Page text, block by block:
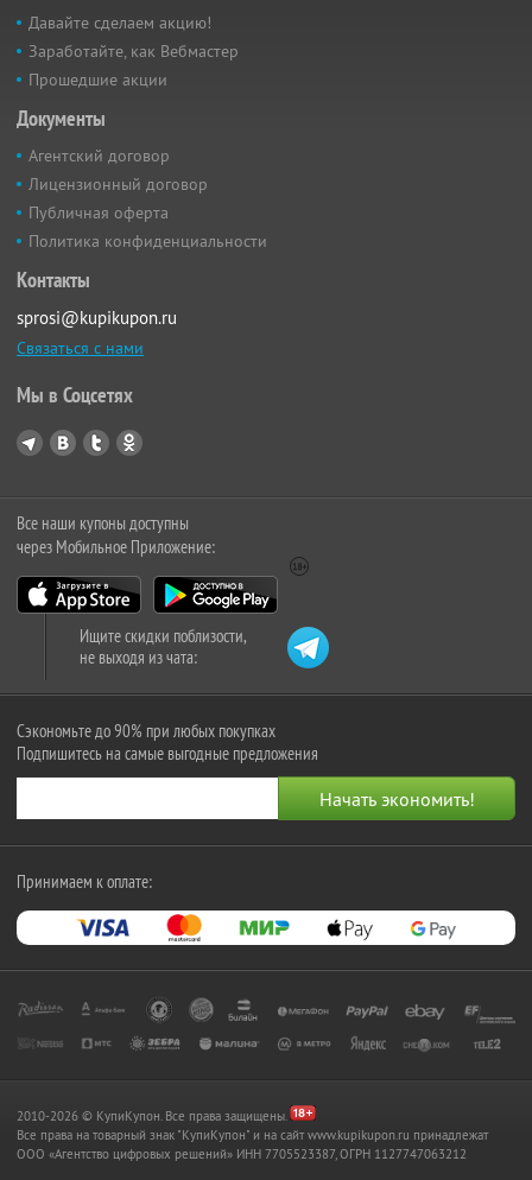
Давайте сделаем акцию!
Заработайте, как Вебмастер
Прошедшие акции
Документы
Агентский договор
Лицензионный договор
Публичная оферта
Политика конфиденциальности
Контакты
sprosi@kupikupon.ru
Связаться с нами
Мы в Соцсетях
Все наши купоны доступны
через Мобильное Приложение:
Ищите скидки поблизости,
не выходя из чата:
Сэкономьте до 90% при любых покупках
Подпишитесь на самые выгодные предложения
Принимаем к оплате:
2010-2026 © КупиКупон. Все права защищены.
Все права на товарный знак "КупиКупон" и на сайт www.kupikupon.ru принадлежат
OOO «Агентство цифровых решений» ИНН 7705523387, ОГРН 1127747063212